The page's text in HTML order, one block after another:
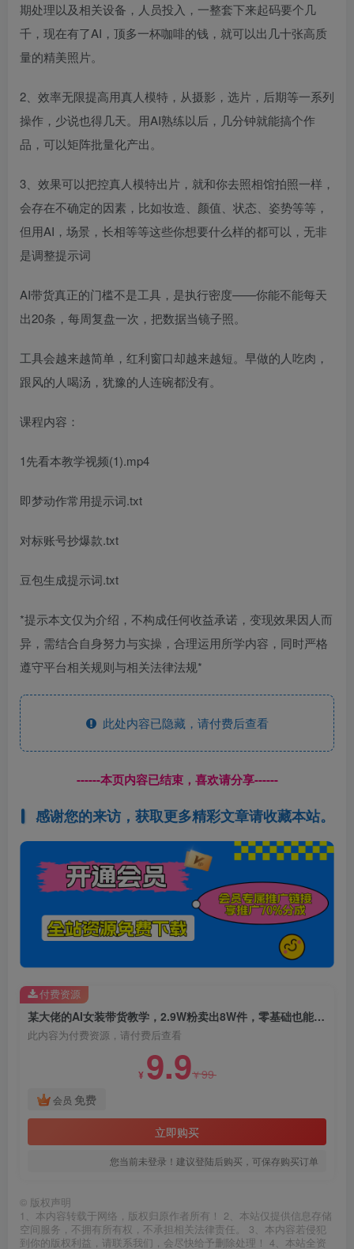
期处理以及相关设备，人员投入，一整套下来起码要个几
千，现在有了AI，顶多一杯咖啡的钱，就可以出几十张高质
量的精美照片。
2、效率无限提高用真人模特，从摄影，选片，后期等一系列
操作，少说也得几天。用AI熟练以后，几分钟就能搞个作
品，可以矩阵批量化产出。
3、效果可以把控真人模特出片，就和你去照相馆拍照一样，
会存在不确定的因素，比如妆造、颜值、状态、姿势等等，
但用AI，场景，长相等等这些你想要什么样的都可以，无非
是调整提示词
AI带货真正的门槛不是工具，是执行密度——你能不能每天
出20条，每周复盘一次，把数据当镜子照。
工具会越来越简单，红利窗口却越来越短。早做的人吃肉，
跟风的人喝汤，犹豫的人连碗都没有。
课程内容：
1先看本教学视频(1).mp4
即梦动作常用提示词.txt
对标账号抄爆款.txt
豆包生成提示词.txt
*提示本文仅为介绍，不构成任何收益承诺，变现效果因人而
异，需结合自身努力与实操，合理运用所学内容，同时严格
遵守平台相关规则与相关法律法规*
此处内容已隐藏，请付费后查看
------本页内容已结束，喜欢请分享------
感谢您的来访，获取更多精彩文章请收藏本站。
某大佬的AI女装带货教学，2.9W粉卖出8W件，零基础也能照搬
此内容为付费资源，请付费后查看
¥ 9.9¥99
会员 免费
立即购买
您当前未登录！建议登陆后购买，可保存购买订单
付费资源
© 版权声明
1、本内容转载于网络，版权归原作者所有！ 2、本站仅提供信息存储
空间服务，不拥有所有权，不承担相关法律责任。 3、本内容若侵犯
到你的版权利益，请联系我们，会尽快给予删除处理！ 4、本站全资